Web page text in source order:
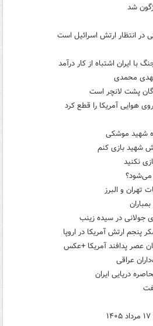
شد
در انتظار ارتش اسرائیل است
با ایران اشتباه از کار درآمد
محمدی
پشت لانچر است
هوایی آمریکا را قطع کرد
شهید موشکی
شهید بازی کنم
نکنید
می‌شود؟
تهران و البرز
جولانی در سیده زینب
پنجم ارتش آمریکا در اروپا
عراقی
دریایی ایران